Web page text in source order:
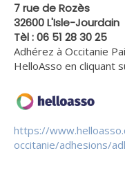
7 rue de Rozès
32600 L'Isle-Jourdain
Tèl : 06 51 28 30 25
Adhérez à Occitanie
HelloAsso en cliquant
https://
occitanie/adhesions/